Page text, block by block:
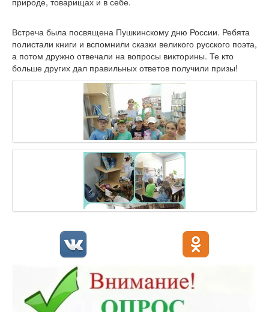
Встреча была посвящена Пушкинскому дню России. Ребята
полистали книги и вспомнили сказки великого русского поэта,
а потом дружно отвечали на вопросы викторины. Те кто
больше других дал правильных ответов получили призы!